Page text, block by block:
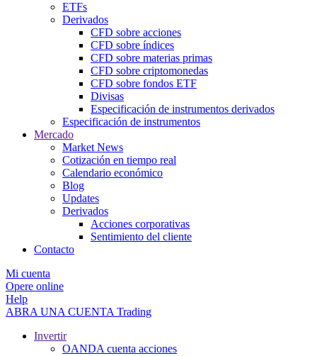
ETFs
Derivados
CFD sobre acciones
CFD sobre índices
CFD sobre materias primas
CFD sobre criptomonedas
CFD sobre fondos ETF
Divisas
Especificación de instrumentos derivados
Especificación de instrumentos
Mercado
Market News
Cotización en tiempo real
Calendario económico
Blog
Updates
Derivados
Acciones corporativas
Sentimiento del cliente
Contacto
Mi cuenta
Opere online
Help
ABRA UNA CUENTA Trading
Invertir
OANDA cuenta acciones